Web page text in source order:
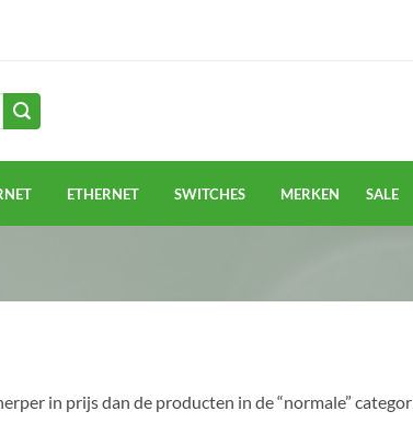
ETHERNET SWITCHES MERKEN SALE
in prijs dan de producten in de “normale”